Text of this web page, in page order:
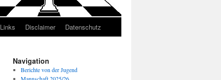
Links Disclaimer Datenschutz
Navigation
Berichte von der Jugend